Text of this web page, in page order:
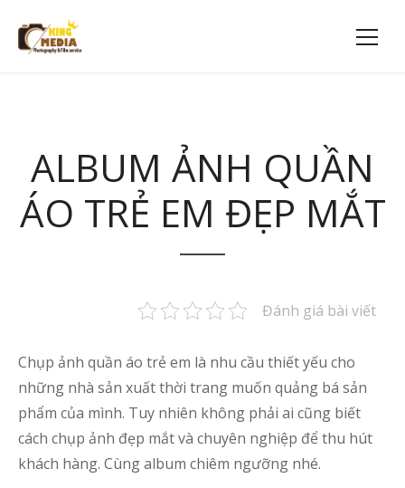
ALBUM ẢNH QUẦN
ÁO TRẺ EM ĐẸP MẮT
Đánh giá bài viết
Chụp ảnh quần áo trẻ em là nhu cầu thiết yếu cho
những nhà sản xuất thời trang muốn quảng bá sản
phẩm của mình. Tuy nhiên không phải ai cũng biết
cách chụp ảnh đẹp mắt và chuyên nghiệp để thu hút
khách hàng. Cùng album chiêm ngưỡng nhé.